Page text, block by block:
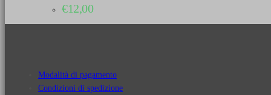
€12,00
Modalità di pagamento
Condizioni di spedizione